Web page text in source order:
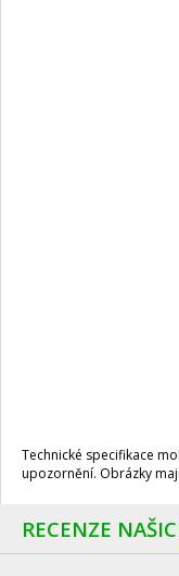
Technické specifikace
upozornění. Obrázky
RECENZE